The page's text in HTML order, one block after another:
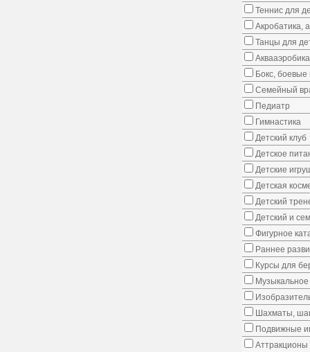
Теннис для
Акробатика,
Танцы для
Бокс, боевые
Семейный
Педиатр
Гимнастика
Детский клуб
Детское
Детские
Детская
Детский
Детский и
Фигурное
Раннее
Курсы для
Шахматы,
Подвижные
Аттракционы